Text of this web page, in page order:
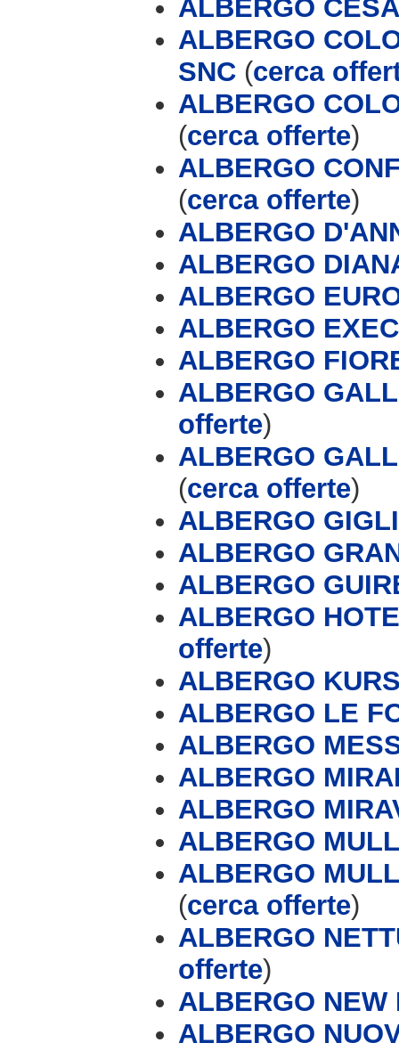
ALBERGO
ALBERGO
SNC (cerca
ALBERGO
(cerca offerte)
ALBERGO
(cerca offerte)
ALBERGO
ALBERGO
ALBERGO
ALBERGO
ALBERGO
ALBERGO
offerte)
ALBERGO
(cerca offerte)
ALBERGO
ALBERGO
ALBERGO
ALBERGO
offerte)
ALBERGO
ALBERGO LE
ALBERGO
ALBERGO
ALBERGO
ALBERGO
ALBERGO
(cerca offerte)
ALBERGO
offerte)
ALBERGO NEW
ALBERGO